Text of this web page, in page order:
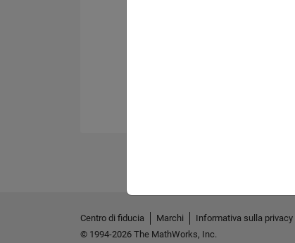
Centro di fiducia Marchi Informativa sulla privacy
© 1994-2026 The MathWorks, Inc.